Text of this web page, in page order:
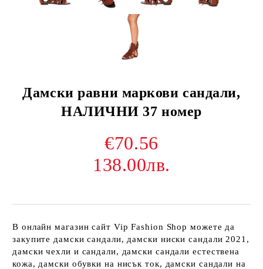
Дамски равни маркови сандали,
НАЛИЧНИ 37 номер
€70.56
138.00лв.
В онлайн магазин сайт Vip Fashion Shop можете да
закупите дамски сандали, дамски ниски сандали 2021,
дамски чехли и сандали, дамски сандали естествена
кожа, дамски обувки на нисък ток, дамски сандали на